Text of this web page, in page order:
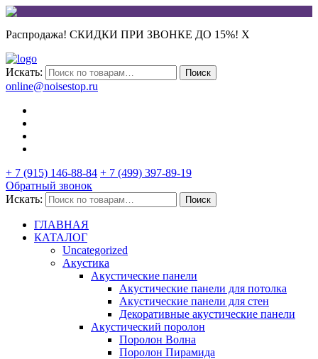
Распродажа! СКИДКИ ПРИ ЗВОНКЕ ДО 15%! X
Искать: Поиск
online@noisestop.ru
+ 7 (915) 146-88-84 + 7 (499) 397-89-19
Обратный звонок
Искать:
Поиск
ГЛАВНАЯ
КАТАЛОГ
Uncategorized
Акустика
Акустические панели
Акустические панели для потолка
Акустические панели для стен
Декоративные акустические панели
Акустический поролон
Поролон Волна
Поролон Пирамида